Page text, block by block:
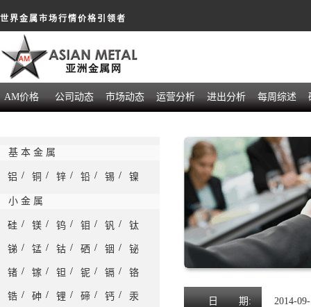
世界金属市场行情价格引领者
AM价格 公司动态 市场动态 运营分析 进出分析 每周综述
基 本 金 属
铝 / 铜 / 锌 / 铅 / 锡 / 镍
小 金 属
硅 / 镁 / 钨 / 钼 / 钒 / 钛
锑 / 锰 / 钴 / 硒 / 铟 / 铋
锗 / 镓 / 钽 / 铌 / 镉 / 铬
锆 / 砷 / 锂 / 碲 / 钙 / 汞 日 期: 2014-